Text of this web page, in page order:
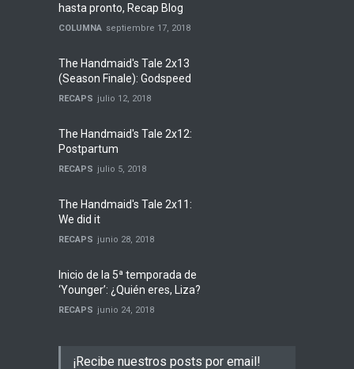
hasta pronto, Recap Blog
COLUMNA septiembre 17, 2018
The Handmaid's Tale 2x13
(Season Finale): Godspeed
RECAPS julio 12, 2018
The Handmaid's Tale 2x12:
Postpartum
RECAPS julio 5, 2018
The Handmaid's Tale 2x11:
We did it
RECAPS junio 28, 2018
Inicio de la 5ª temporada de
‘Younger’: ¿Quién eres, Liza?
RECAPS junio 24, 2018
¡Recibe nuestros posts por email!